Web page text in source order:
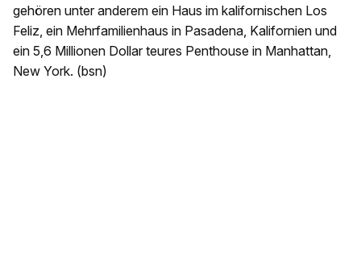
gehören unter anderem ein Haus im kalifornischen Los
Feliz, ein Mehrfamilienhaus in Pasadena, Kalifornien und
ein 5,6 Millionen Dollar teures Penthouse in Manhattan,
New York. (bsn)